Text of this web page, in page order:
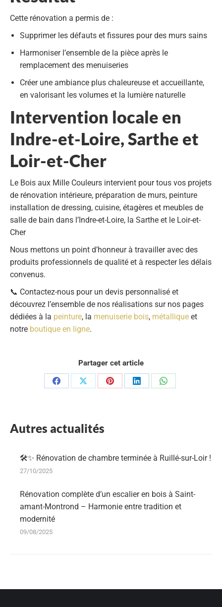
Cette rénovation a permis de :
Supprimer les défauts et fissures pour des murs sains
Harmoniser l’ensemble de la pièce après le
remplacement des menuiseries
Créer une ambiance plus chaleureuse et accueillante,
en valorisant les volumes et la lumière naturelle
Intervention locale en
Indre-et-Loire, Sarthe et
Loir-et-Cher
Le Bois aux Mille Couleurs intervient pour tous vos projets
de rénovation intérieure, préparation de murs, peinture
installation de dressing, cuisine, étagères et meubles de
salle de bain dans l’Indre-et-Loire, la Sarthe et le Loir-et-
Cher
Nous mettons un point d’honneur à travailler avec des
produits professionnels de qualité et à respecter les délais
convenus.
📞 Contactez-nous pour un devis personnalisé et
découvrez l’ensemble de nos réalisations sur nos pages
dédiées à la peinture, la menuiserie bois, métallique et
notre boutique en ligne.
Partager cet article
PartagerPartagerPartagerPartagerPartager
Autres actualités
🛠️✨ Rénovation de chambre terminée à Ruillé-sur-Loir !
27/10/2025
Rénovation complète d’un escalier en bois à Saint-
amant-Montrond – Harmonie entre tradition et
modernité
09/08/2025